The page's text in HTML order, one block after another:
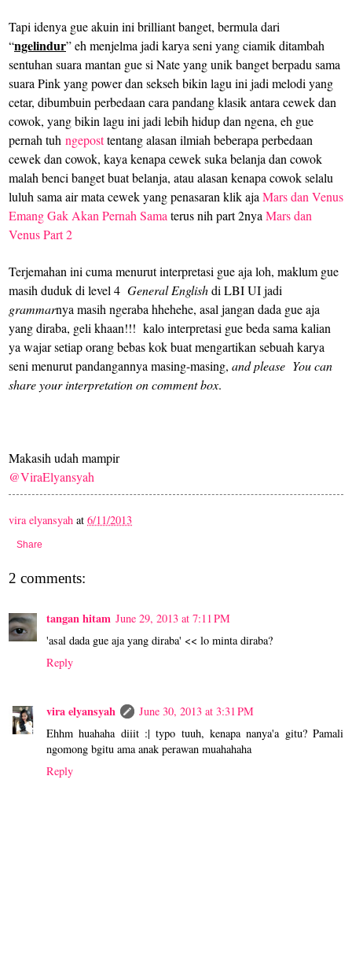
Tapi idenya gue akuin ini brilliant banget, bermula dari
“ngelindur” eh menjelma jadi karya seni yang ciamik ditambah
sentuhan suara mantan gue si Nate yang unik banget berpadu sama
suara Pink yang power dan sekseh bikin lagu ini jadi melodi yang
cetar, dibumbuin perbedaan cara pandang klasik antara cewek dan
cowok, yang bikin lagu ini jadi lebih hidup dan ngena, eh gue
pernah tuh ngeposttentang alasan ilmiah beberapa perbedaan
cewek dan cowok, kaya kenapa cewek suka belanja dan cowok
malah benci banget buat belanja, atau alasan kenapa cowok selalu
luluh sama air mata cewek yang penasaran klik aja Mars dan Venus
Emang Gak Akan Pernah Sama terus nih part 2nya Mars dan
Venus Part 2
Terjemahan ini cuma menurut interpretasi gue aja loh, maklum gue
masih duduk di level 4 General Englishdi LBI UI jadi
grammarnya masih ngeraba hhehehe, asal jangan dada gue aja
yang diraba, geli khaan!!! kalo interpretasi gue beda sama kalian
ya wajar setiap orang bebas kok buat mengartikan sebuah karya
seni menurut pandangannya masing-masing, and please You can
share your interpretation on comment box.
Makasih udah mampir
@ViraElyansyah
vira elyansyah at 6/11/2013
Share
2 comments:
tangan hitam June 29, 2013 at 7:11 PM
'asal dada gue aja yang diraba' << lo minta diraba?
Reply
vira elyansyah
June 30, 2013 at 3:31 PM
Ehhm huahaha diiit :| typo tuuh, kenapa nanya'a gitu? Pamali
ngomong bgitu ama anak perawan muahahaha
Reply